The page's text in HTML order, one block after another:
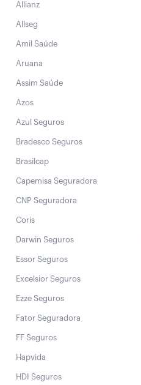
Allianz
Allseg
Amil Saúde
Aruana
Assim Saúde
Azos
Azul Seguros
Bradesco Seguros
Brasilcap
Capemisa Seguradora
CNP Seguradora
Coris
Darwin Seguros
Essor Seguros
Excelsior Seguros
Ezze Seguros
Fator Seguradora
FF Seguros
Hapvida
HDI Seguros